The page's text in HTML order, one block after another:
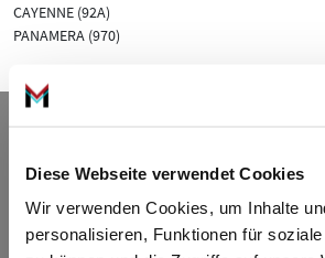
Diese Webseite verwendet Cookies
Wir verwenden Cookies, um Inhalte
personalisieren, Funktionen für
CAYENNE (92A)
PANAMERA (970)
73730 Esslingen am Neckar